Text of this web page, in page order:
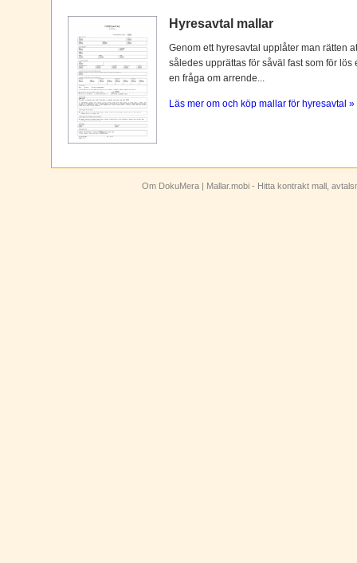
Hyresavtal mallar
Genom ett hyresavtal upplåter man rätten
således upprättas för såväl fast som för
en fråga om arrende...
Läs mer om och köp mallar för hyresavtal »
Om DokuMera | Mallar.mobi - Hitta kontrakt mall,